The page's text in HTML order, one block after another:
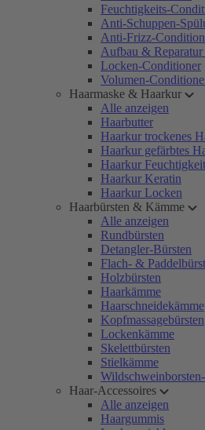
Feuchtigkeits-
Anti-Schuppen-
Anti-Frizz-
Aufbau & Reparatur
Locken-Conditioner
Volumen-
Haarmaske & Haarkur
Alle anzeigen
Haarbutter
Haarkur trockenes
Haarkur gefärbtes
Haarkur Feuchtigkeit
Haarkur Keratin
Haarkur Locken
Haarbürsten & Kämme
Alle anzeigen
Rundbürsten
Detangler-Bürsten
Flach- &
Holzbürsten
Haarkämme
Haarschneidekämme
Kopfmassagebürsten
Lockenkämme
Skelettbürsten
Stielkämme
Haar-Accessoires
Alle anzeigen
Haargummis